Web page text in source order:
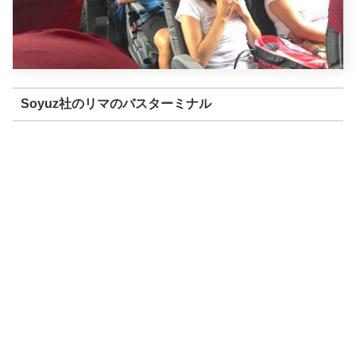
Soyuz社のリマのバスターミナル